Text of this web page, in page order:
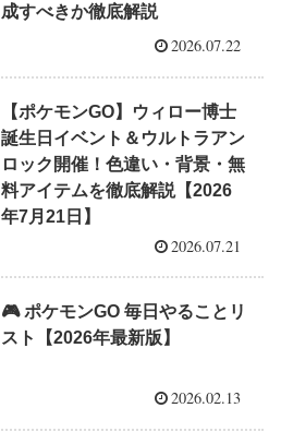
成すべきか徹底解説
2026.07.22
【ポケモンGO】ウィロー博士
誕生日イベント＆ウルトラアン
ロック開催！色違い・背景・無
料アイテムを徹底解説【2026
年7月21日】
2026.07.21
🎮 ポケモンGO 毎日やることリ
スト【2026年最新版】
2026.02.13